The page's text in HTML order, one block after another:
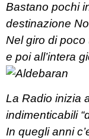
Bastano pochi
destinazione
Nel giro di
e poi all’intera
La Radio inizia
indimenticabili
In quegli anni